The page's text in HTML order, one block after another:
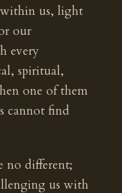
us, light
our
every
spiritual,
one of them
cannot find
no different;
us with